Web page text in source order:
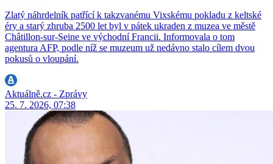
Zlatý náhrdelník patřící k takzvanému Vixskému pokladu z keltské
éry a starý zhruba 2500 let byl v pátek ukraden z muzea ve městě
Châtillon-sur-Seine ve východní Francii. Informovala o tom
agentura AFP, podle níž se muzeum už nedávno stalo cílem dvou
pokusů o vloupání.
Aktuálně.cz - Zprávy
25. 7. 2026, 07:38